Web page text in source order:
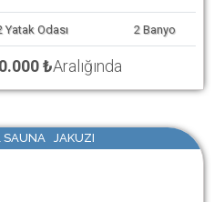
Yatak Odası 2 Banyo
₺Aralığında
SAUNA JAKUZI